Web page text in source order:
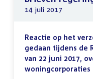
14 juli 2017
Reactie op het
gedaan tijdens de
van 22 juni 2017,
woningcorporaties